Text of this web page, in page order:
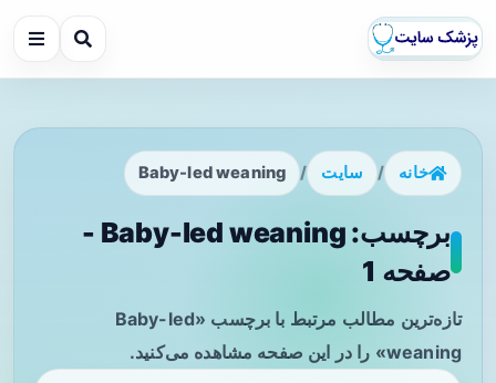
خانه / سایت /
Baby-led weaning
برچسب: Baby-led weaning -
صفحه 1
تازه‌ترین مطالب مرتبط با برچسب «Baby-led
weaning» را در این صفحه مشاهده می‌کنید.